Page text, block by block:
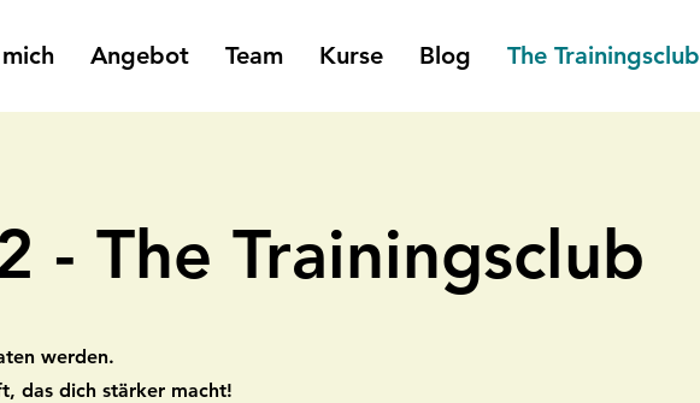
Angebot Team Kurse Blog The Trainingsclub
- The Trainingsclub
werden.
das dich stärker macht!